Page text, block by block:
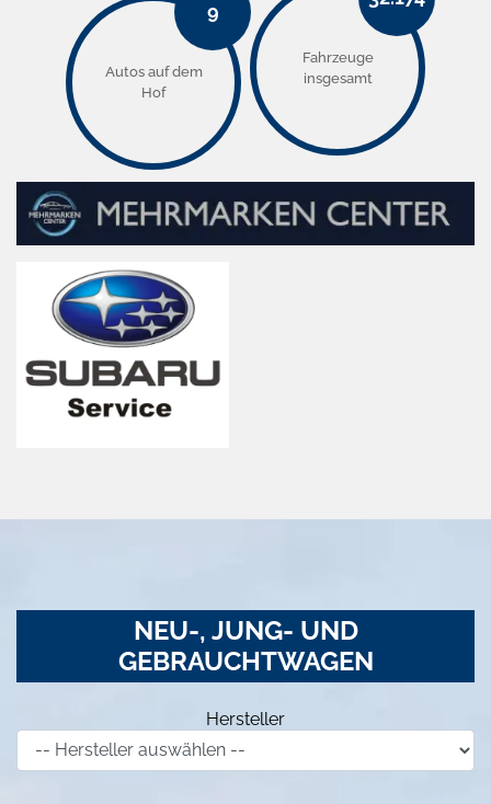
9
Autos auf dem
Hof
Fahrzeuge
insgesamt
NEU-, JUNG- UND
GEBRAUCHTWAGEN
Hersteller